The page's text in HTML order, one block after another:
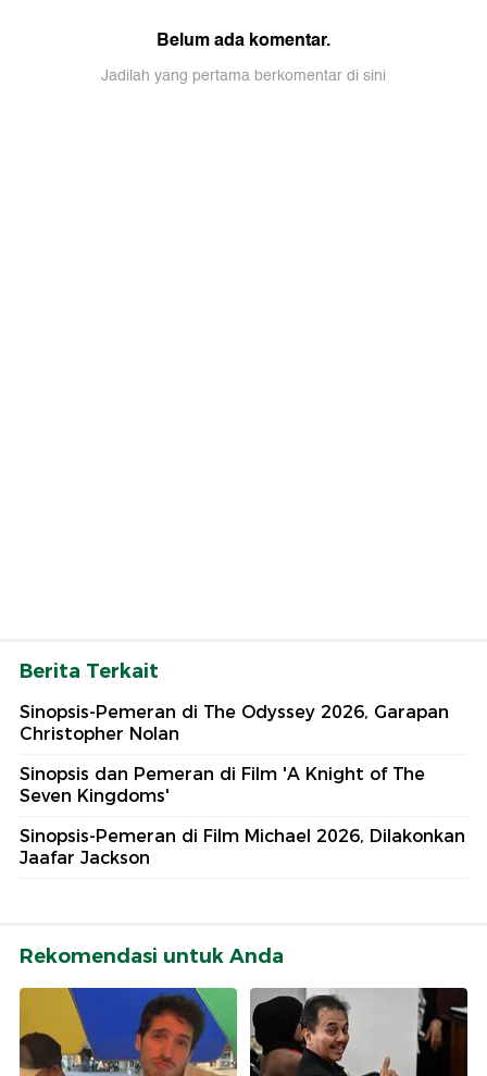
Belum ada komentar.
Jadilah yang pertama berkomentar di sini
Berita Terkait
Sinopsis-Pemeran di The Odyssey 2026, Garapan
Christopher Nolan
Sinopsis dan Pemeran di Film 'A Knight of The
Seven Kingdoms'
Sinopsis-Pemeran di Film Michael 2026, Dilakonkan
Jaafar Jackson
Rekomendasi untuk Anda